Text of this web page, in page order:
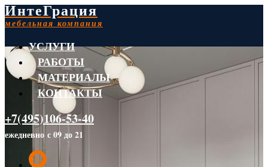
ИнтеГрация
мебельная компания
УСЛУГИ
РАБОТЫ
МАТЕРИАЛЫ
КОНТАКТЫ
+7(495)106-53-40
ежедневно с 09 до 21